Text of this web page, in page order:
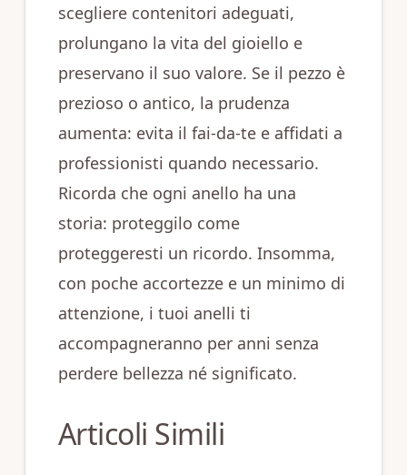
scegliere contenitori adeguati,
prolungano la vita del gioiello e
preservano il suo valore. Se il pezzo è
prezioso o antico, la prudenza
aumenta: evita il fai-da-te e affidati a
professionisti quando necessario.
Ricorda che ogni anello ha una
storia: proteggilo come
proteggeresti un ricordo. Insomma,
con poche accortezze e un minimo di
attenzione, i tuoi anelli ti
accompagneranno per anni senza
perdere bellezza né significato.
Articoli Simili